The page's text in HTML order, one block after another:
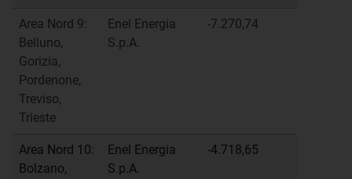
Area Nord 9:
Belluno,
Gorizia,
Pordenone,
Treviso,
Trieste
Enel Energia
S.p.A.
-7.270,74
Area Nord 10:
Bolzano,
Enel Energia
S.p.A.
-4.718,65